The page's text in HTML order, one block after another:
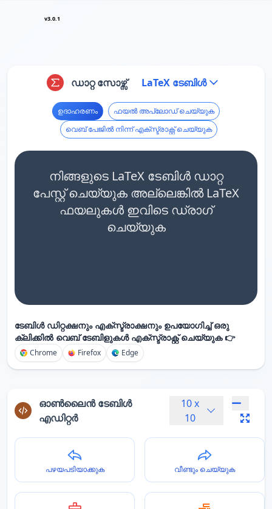
v3.0.1
ഡാറ്റ സോഴ്സ് LaTeX ടേബിൾ
ഉദാഹരണം
ഫയൽ അപ്‌ലോഡ് ചെയ്യുക
വെബ് പേജിൽ നിന്ന് എക്സ്ട്രാക്റ്റ് ചെയ്യുക
നിങ്ങളുടെ LaTeX ടേബിൾ ഡാറ്റ
പേസ്റ്റ് ചെയ്യുക അല്ലെങ്കിൽ LaTeX
ഫയലുകൾ ഇവിടെ ഡ്രാഗ്
ചെയ്യുക
ടേബിൾ ഡിറ്റക്ഷനും എക്സ്ട്രാക്ഷനും ഉപയോഗിച്ച് ഒരു
ക്ലിക്കിൽ വെബ് ടേബിളുകൾ എക്സ്ട്രാക്റ്റ് ചെയ്യുക 👉
Chrome Firefox Edge
ഓൺലൈൻ ടേബിൾ
എഡിറ്റർ
10 x
10
പഴയപടിയാക്കുക വീണ്ടും ചെയ്യുക